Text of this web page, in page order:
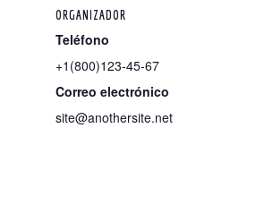
ORGANIZADOR
Teléfono
+1(800)123-45-67
Correo electrónico
site@anothersite.net